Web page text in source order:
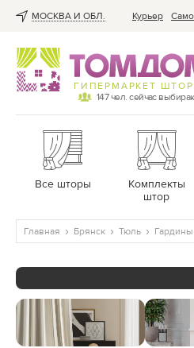
МОСКВА И ОБЛ. Курьер
ГИПЕРМАРКЕТ
147чел. сейчас
Все шторы
Комплекты
штор
Главная Брянск Тюль Гардины